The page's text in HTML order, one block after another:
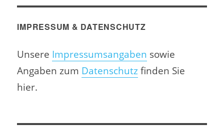
IMPRESSUM & DATENSCHUTZ
Unsere Impressumsangaben sowie
Angaben zum Datenschutzfinden Sie
hier.